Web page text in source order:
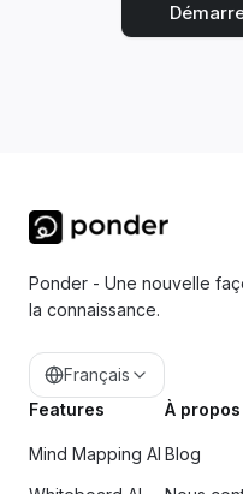
Ponder - Une nouvelle
la connaissance.
Français
Features
Mind Mapping AI
À propos
Blog